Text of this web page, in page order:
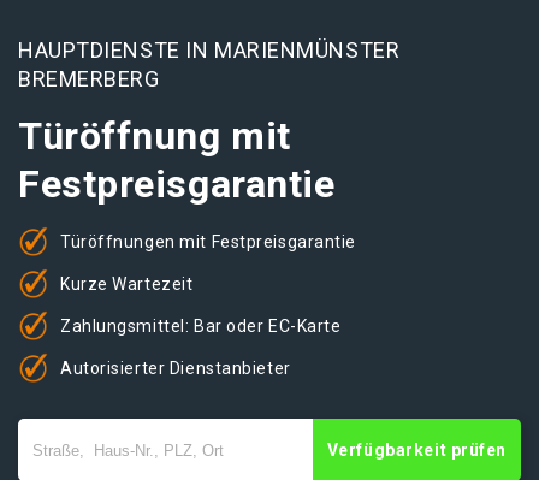
HAUPTDIENSTE IN MARIENMÜNSTER
BREMERBERG
Türöffnung mit
Festpreisgarantie
Türöffnungen mit Festpreisgarantie
Kurze Wartezeit
Zahlungsmittel: Bar oder EC-Karte
Autorisierter Dienstanbieter
Verfügbarkeit prüfen